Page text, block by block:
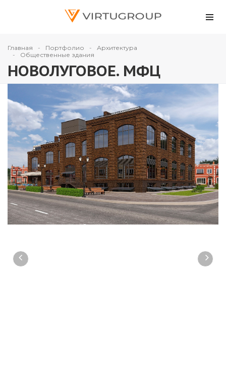
Главная Портфолио
Архитектура
Общественные здания
НОВОЛУГОВОЕ. МФЦ